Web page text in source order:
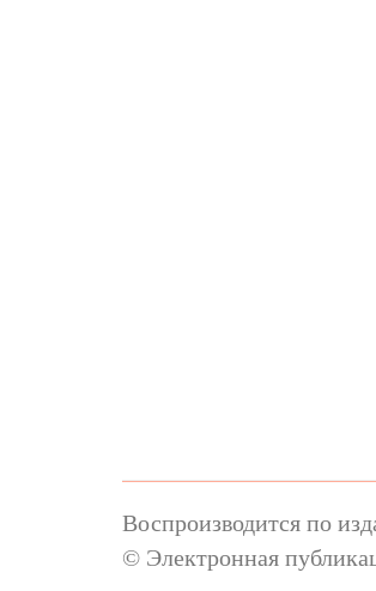
Воспроизводится по
© Электронная